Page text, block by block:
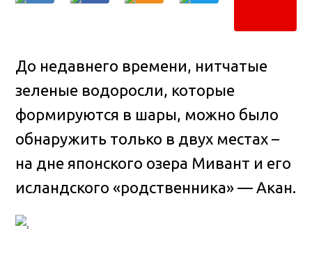
До недавнего времени, нитчатые
зеленые водоросли, которые
формируются в шары, можно было
обнаружить только в двух местах –
на дне японского озера Мивант и его
исландского «родственника» — Акан.